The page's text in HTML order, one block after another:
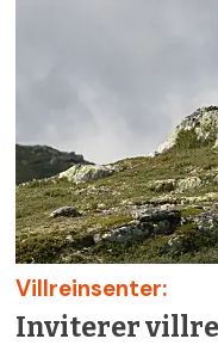
Villreinsenter:
Inviterer